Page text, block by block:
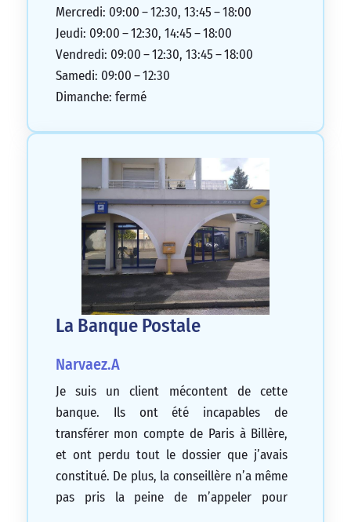
Mercredi: 09:00 – 12:30, 13:45 – 18:00
Jeudi: 09:00 – 12:30, 14:45 – 18:00
Vendredi: 09:00 – 12:30, 13:45 – 18:00
Samedi: 09:00 – 12:30
Dimanche: fermé
La Banque Postale
Narvaez.A
Je suis un client mécontent de cette
banque. Ils ont été incapables de
transférer mon compte de Paris à Billère,
et ont perdu tout le dossier que j’avais
constitué. De plus, la conseillère n’a même
pas pris la peine de m’appeler pour